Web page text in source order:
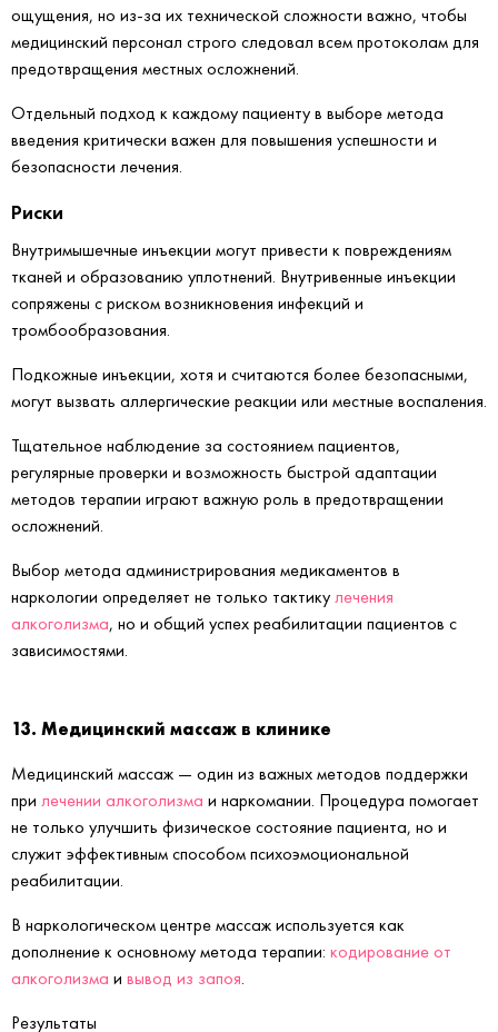
ощущения, но из-за их технической сложности важно, чтобы
медицинский персонал строго следовал всем протоколам для
предотвращения местных осложнений.
Отдельный подход к каждому пациенту в выборе метода
введения критически важен для повышения успешности и
безопасности лечения.
Риски
Внутримышечные инъекции могут привести к повреждениям
тканей и образованию уплотнений. Внутривенные инъекции
сопряжены с риском возникновения инфекций и
тромбообразования.
Подкожные инъекции, хотя и считаются более безопасными,
могут вызвать аллергические реакции или местные воспаления.
Тщательное наблюдение за состоянием пациентов,
регулярные проверки и возможность быстрой адаптации
методов терапии играют важную роль в предотвращении
осложнений.
Выбор метода администрирования медикаментов в
наркологии определяет не только тактику лечения
алкоголизма, но и общий успех реабилитации пациентов с
зависимостями.
13. Медицинский массаж в клинике
Медицинский массаж — один из важных методов поддержки
при лечении алкоголизма и наркомании. Процедура помогает
не только улучшить физическое состояние пациента, но и
служит эффективным способом психоэмоциональной
реабилитации.
В наркологическом центре массаж используется как
дополнение к основному метода терапии: кодирование от
алкоголизма и вывод из запоя.
Результаты